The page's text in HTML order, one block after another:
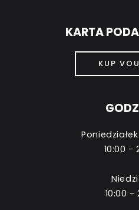
KARTA
KUP
10:00 -
10:00 -